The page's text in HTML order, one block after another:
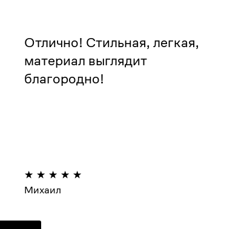
Отлично! Стильная, легкая,
материал выглядит
благородно!
Михаил